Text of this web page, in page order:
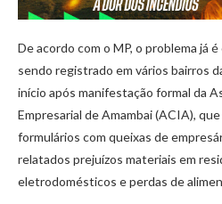
De acordo com o MP, o problema já
sendo registrado em vários bairros
início após manifestação formal da
Empresarial de Amambai (ACIA),
formulários com queixas de
relatados prejuízos materiais em
eletrodomésticos e perdas de